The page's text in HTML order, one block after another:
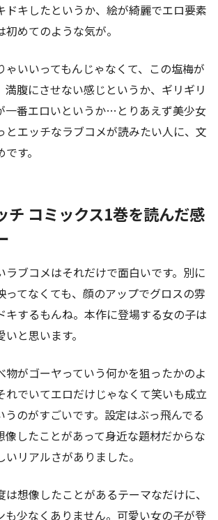
ドキしたというか、絵が綺麗でエロ要素
めてのような気が。
ゃいいってもんじゃなくて、この塩梅が
満腹にさせない感じというか、ギリギリ
一番エロいというか…とりあえず美少女
とエッチなラブコメが読みたい人に、文
す。
チ コミックス1巻を読んだ感
ラブコメはそれだけで面白いです。別に
ってなくても、顔のアップでグロスの雰
キするもんね。本作に登場する女の子は
と思います。
物がゴーヤっていう何かを狙ったかのよ
れでいてエロだけじゃなくて笑いも成立
うのがすごいです。設定はぶっ飛んでる
像したことがあって身近な題材だからな
リアルさがありました。
想像したことがあるテーマなだけに、
も少なくありません。可愛い女の子が登